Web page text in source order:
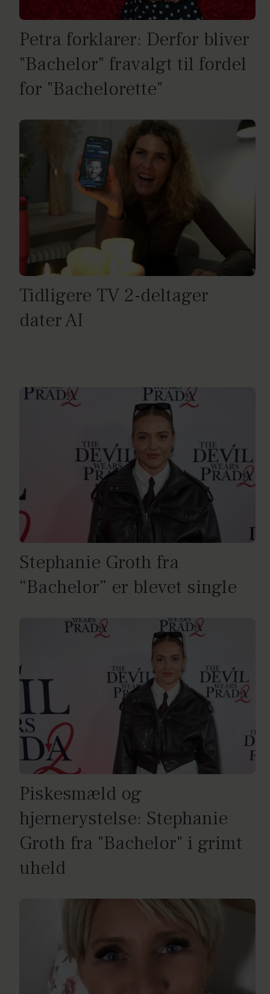
Petra forklarer: Derfor bliver
"Bachelor" fravalgt til fordel
for "Bachelorette"
Tidligere TV 2-deltager
dater AI
Stephanie Groth fra
“Bachelor” er blevet single
Piskesmæld og
hjernerystelse: Stephanie
Groth fra "Bachelor" i grimt
uheld